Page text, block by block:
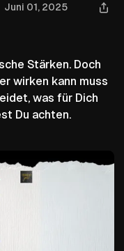
Juni 01, 2025
Stärken. Doch
wirken kann muss
was für Dich
Du achten.